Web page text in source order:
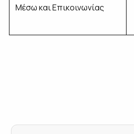
Μέσω και Επικοινωνίας